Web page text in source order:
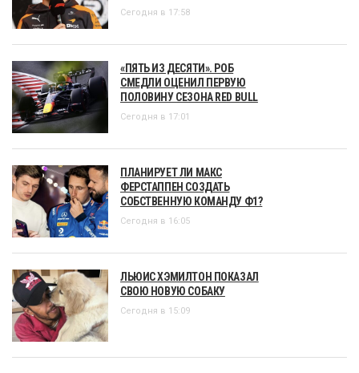
Сегодня в 17:58
«ПЯТЬ ИЗ ДЕСЯТИ». РОБ
СМЕДЛИ ОЦЕНИЛ ПЕРВУЮ
ПОЛОВИНУ СЕЗОНА RED BULL
Сегодня в 17:01
ПЛАНИРУЕТ ЛИ МАКС
ФЕРСТАППЕН СОЗДАТЬ
СОБСТВЕННУЮ КОМАНДУ Ф1?
Сегодня в 16:05
ЛЬЮИС ХЭМИЛТОН ПОКАЗАЛ
СВОЮ НОВУЮ СОБАКУ
Сегодня в 15:09